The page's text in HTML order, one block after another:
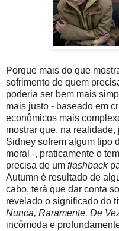
Porque mais do que
sofrimento de quem
poderia ser bem mais
mais justo - baseado em
econômicos mais
mostrar que, na
Sidney sofrem algum tipo
moral -, praticamente o
precisa de um flashback
Autumn é resultado de
cabo, terá que dar conta
revelado o significado do
Nunca, Raramente, De
incômoda e